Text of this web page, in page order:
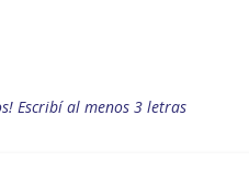
Escribí al menos 3 letras